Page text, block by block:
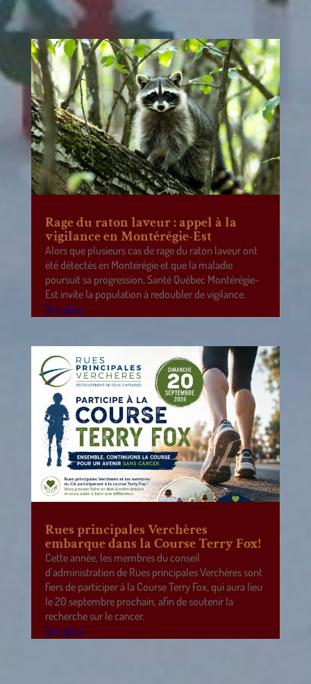
Rage du raton laveur : appel à la
vigilance en Montérégie-Est
Alors que plusieurs cas de rage du raton laveur ont
été détectés en Montérégie et que la maladie
poursuit sa progression, Santé Québec Montérégie-
Est invite la population à redoubler de vigilance.
lire plus
Rues principales Verchères
embarque dans la Course Terry Fox!
Cette année, les membres du conseil
d’administration de Rues principales Verchères sont
fiers de participer à la Course Terry Fox, qui aura lieu
le 20 septembre prochain, afin de soutenir la
recherche sur le cancer.
lire plus